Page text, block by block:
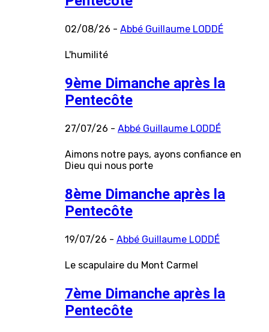
02/08/26 - Abbé Guillaume LODDÉ
L'humilité
9ème Dimanche après la
Pentecôte
27/07/26 - Abbé Guillaume LODDÉ
Aimons notre pays, ayons confiance en
Dieu qui nous porte
8ème Dimanche après la
Pentecôte
19/07/26 - Abbé Guillaume LODDÉ
Le scapulaire du Mont Carmel
7ème Dimanche après la
Pentecôte